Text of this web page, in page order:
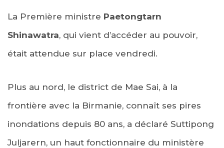
La Première ministre Paetongtarn
Shinawatra, qui vient d’accéder au pouvoir,
était attendue sur place vendredi.
Plus au nord, le district de Mae Sai, à la
frontière avec la Birmanie, connaît ses pires
inondations depuis 80 ans, a déclaré Suttipong
Juljarern, un haut fonctionnaire du ministère